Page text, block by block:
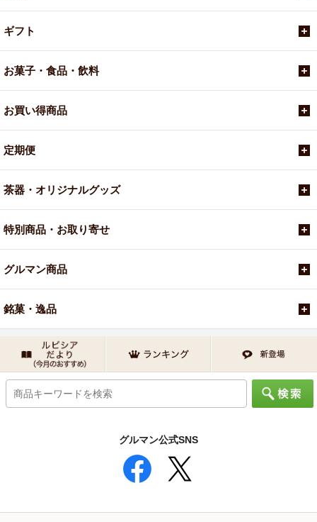
ギフト
お菓子・食品・飲料
お買い得商品
定期便
茶器・オリジナルグッズ
特別商品・お取り寄せ
グルマン商品
銘菓・逸品
グルマン公式SNS